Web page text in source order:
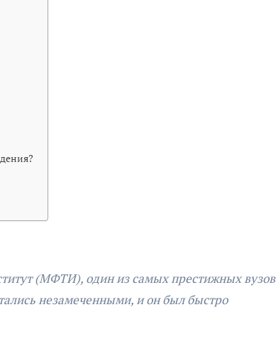
(МФТИ), один из самых престижных вузов
незамеченными, и он был быстро